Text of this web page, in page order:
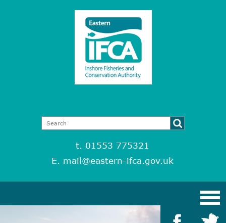
t. 01553 775321
E. mail@eastern-ifca.gov.uk